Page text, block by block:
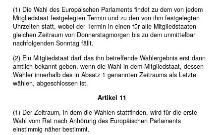
(1) Die Wahl des Europäischen Parlaments findet zu dem von jedem
Mitgliedstaat festgelegten Termin und zu den von ihm festgelegten
Uhrzeiten statt, wobei der Termin in einen für alle Mitgliedstaaten
gleichen Zeitraum von Donnerstagmorgen bis zu dem unmittelbar
nachfolgenden Sonntag fällt.
(2) Ein Mitgliedstaat darf das ihn betreffende Wahlergebnis erst dann
amtlich bekannt geben, wenn die Wahl in dem Mitgliedstaat, dessen
Wähler innerhalb des in Absatz 1 genannten Zeitraums als Letzte
wählen, abgeschlossen ist.
Artikel 11
(1) Der Zeitraum, in dem die Wahlen stattfinden, wird für die erste
Wahl vom Rat nach Anhörung des Europäischen Parlaments
einstimmig näher bestimmt.